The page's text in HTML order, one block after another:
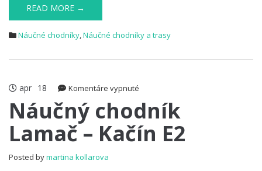
READ MORE →
Náučné chodníky,Náučné chodníky a trasy
apr 18 Komentáre vypnuté
chodník
Lamač
Náučný chodník
Lamač – Kačín E2
Posted bymartina kollarova